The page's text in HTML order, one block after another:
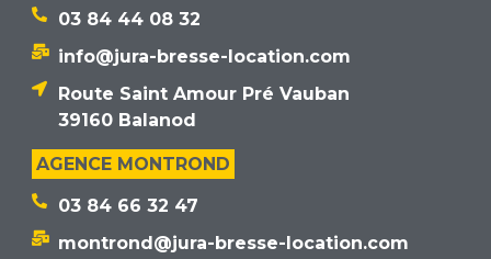
03 84 44 08 32
info@jura-bresse-location.com
Route Saint Amour Pré Vauban
39160 Balanod
AGENCE MONTROND
03 84 66 32 47
montrond@jura-bresse-location.com